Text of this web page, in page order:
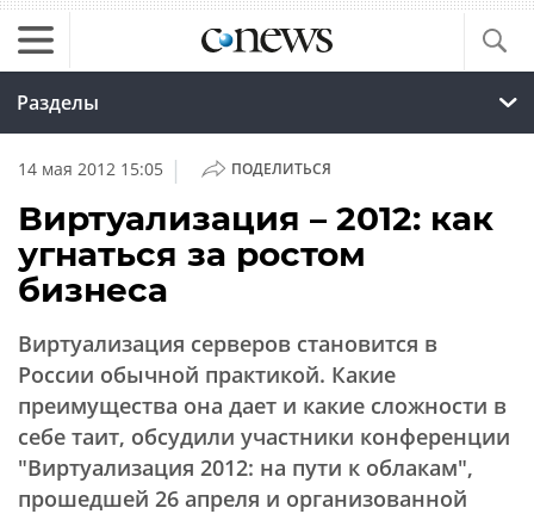
Разделы
14 мая 2012 15:05 | ПОДЕЛИТЬСЯ
Виртуализация – 2012: как
угнаться за ростом
бизнеса
Виртуализация серверов становится в
России обычной практикой. Какие
преимущества она дает и какие сложности в
себе таит, обсудили участники конференции
"Виртуализация 2012: на пути к облакам",
прошедшей 26 апреля и организованной